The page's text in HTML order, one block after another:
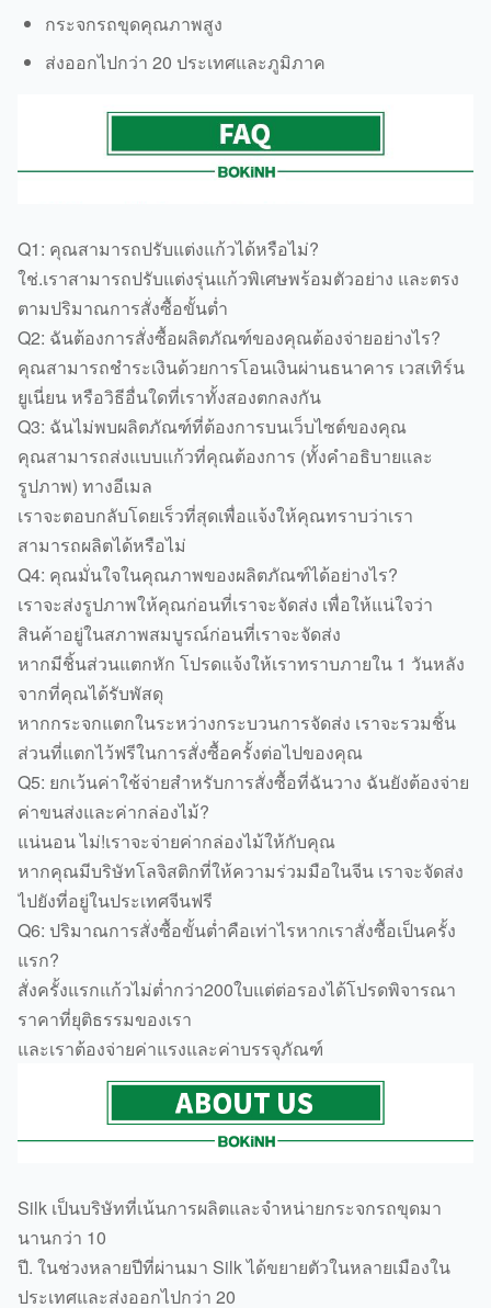
กระจกรถขุดคุณภาพสูง
ส่งออกไปกว่า 20 ประเทศและภูมิภาค
Q1: คุณสามารถปรับแต่งแก้วได้หรือไม่?
ใช่.เราสามารถปรับแต่งรุ่นแก้วพิเศษพร้อมตัวอย่าง และตรง
ตามปริมาณการสั่งซื้อขั้นต่ำ
Q2: ฉันต้องการสั่งซื้อผลิตภัณฑ์ของคุณต้องจ่ายอย่างไร?
คุณสามารถชำระเงินด้วยการโอนเงินผ่านธนาคาร เวสเทิร์น
ยูเนี่ยน หรือวิธีอื่นใดที่เราทั้งสองตกลงกัน
Q3: ฉันไม่พบผลิตภัณฑ์ที่ต้องการบนเว็บไซต์ของคุณ
คุณสามารถส่งแบบแก้วที่คุณต้องการ (ทั้งคำอธิบายและ
รูปภาพ) ทางอีเมล
เราจะตอบกลับโดยเร็วที่สุดเพื่อแจ้งให้คุณทราบว่าเรา
สามารถผลิตได้หรือไม่
Q4: คุณมั่นใจในคุณภาพของผลิตภัณฑ์ได้อย่างไร?
เราจะส่งรูปภาพให้คุณก่อนที่เราจะจัดส่ง เพื่อให้แน่ใจว่า
สินค้าอยู่ในสภาพสมบูรณ์ก่อนที่เราจะจัดส่ง
หากมีชิ้นส่วนแตกหัก โปรดแจ้งให้เราทราบภายใน 1 วันหลัง
จากที่คุณได้รับพัสดุ
หากกระจกแตกในระหว่างกระบวนการจัดส่ง เราจะรวมชิ้น
ส่วนที่แตกไว้ฟรีในการสั่งซื้อครั้งต่อไปของคุณ
Q5: ยกเว้นค่าใช้จ่ายสำหรับการสั่งซื้อที่ฉันวาง ฉันยังต้องจ่าย
ค่าขนส่งและค่ากล่องไม้?
แน่นอน ไม่!เราจะจ่ายค่ากล่องไม้ให้กับคุณ
หากคุณมีบริษัทโลจิสติกที่ให้ความร่วมมือในจีน เราจะจัดส่ง
ไปยังที่อยู่ในประเทศจีนฟรี
Q6: ปริมาณการสั่งซื้อขั้นต่ำคือเท่าไรหากเราสั่งซื้อเป็นครั้ง
แรก?
สั่งครั้งแรกแก้วไม่ต่ำกว่า200ใบแต่ต่อรองได้โปรดพิจารณา
ราคาที่ยุติธรรมของเรา
และเราต้องจ่ายค่าแรงและค่าบรรจุภัณฑ์
Silk เป็นบริษัทที่เน้นการผลิตและจำหน่ายกระจกรถขุดมา
นานกว่า 10
ปี. ในช่วงหลายปีที่ผ่านมา Silk ได้ขยายตัวในหลายเมืองใน
ประเทศและส่งออกไปกว่า 20